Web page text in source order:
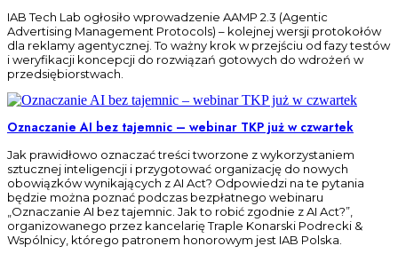
IAB Tech Lab ogłosiło wprowadzenie AAMP 2.3 (Agentic
Advertising Management Protocols) – kolejnej wersji protokołów
dla reklamy agentycznej. To ważny krok w przejściu od fazy testów
i weryfikacji koncepcji do rozwiązań gotowych do wdrożeń w
przedsiębiorstwach.
Oznaczanie AI bez tajemnic – webinar TKP już w czwartek
Jak prawidłowo oznaczać treści tworzone z wykorzystaniem
sztucznej inteligencji i przygotować organizację do nowych
obowiązków wynikających z AI Act? Odpowiedzi na te pytania
będzie można poznać podczas bezpłatnego webinaru
„Oznaczanie AI bez tajemnic. Jak to robić zgodnie z AI Act?”,
organizowanego przez kancelarię Traple Konarski Podrecki &
Wspólnicy, którego patronem honorowym jest IAB Polska.